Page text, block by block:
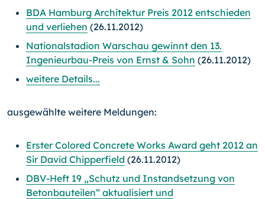
BDA Hamburg Architektur Preis 2012 entschieden
und verliehen (26.11.2012)
Nationalstadion Warschau gewinnt den 13.
Ingenieurbau-Preis von Ernst & Sohn (26.11.2012)
weitere Details...
ausgewählte weitere Meldungen:
Erster Colored Concrete Works Award geht 2012 an
Sir David Chipperfield (26.11.2012)
DBV-Heft 19 „Schutz und Instandsetzung von
Betonbauteilen“ aktualisiert und